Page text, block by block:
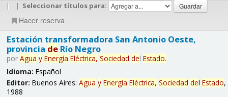
| | Seleccionar títulos para:
Hacer reserva
Estación transformadora San Antonio Oeste,
provincia deRío Negro
por Agua y Energía Eléctrica, Sociedad del Estado.
Idioma: Español
Editor: Buenos Aires: Agua y Energía Eléctrica, Sociedad del Estado,
1988